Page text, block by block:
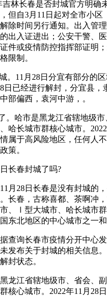
吉林长春是否封城官方明确
但自3月11日起对全市小区
除时间另行通知。出入管
出入证进出；公安干警、
件或疫情防控指挥部证明
限制。
。11月28日分宜有部分的
日已经进行解封，分宜县，
部偏西，袁河中游，。
。哈市是黑龙江省辖地级
哈长城市群核心城市。
属于高风险地区，任何人
策。
长春封城了吗?
月28日长春是没有封城的
长春，古称喜都、茶啊冲
、Ⅰ型大城市、哈长城市
东北地区的中心城市之一和
查询长春市疫情分开中心
发布关于封城的相关信息
封状态。
龙江省辖地级市、省会、
核心城市。2022年11月28